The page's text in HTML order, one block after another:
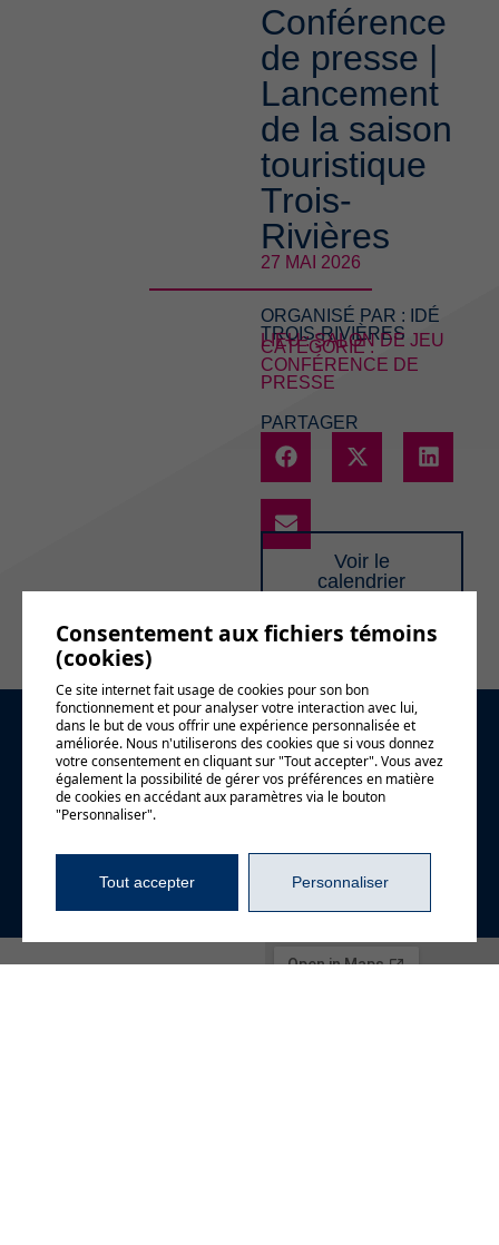
Conférence
de presse |
Lancement
de la saison
touristique
Trois-
Rivières
27 MAI 2026
ORGANISÉ PAR :
IDÉ
TROIS-RIVIÈRES
LIEU : SALON DE JEU
CATÉGORIE :
CONFÉRENCE DE
PRESSE
PARTAGER
Voir le
calendrier
Demande
d'information
Consentement aux fichiers témoins
(cookies)
Ce site internet fait usage de cookies pour son bon
fonctionnement et pour analyser votre interaction avec lui,
dans le but de vous offrir une expérience personnalisée et
améliorée. Nous n'utiliserons des cookies que si vous donnez
votre consentement en cliquant sur "Tout accepter". Vous avez
également la possibilité de gérer vos préférences en matière
de cookies en accédant aux paramètres via le bouton
"Personnaliser".
Tout accepter Personnaliser